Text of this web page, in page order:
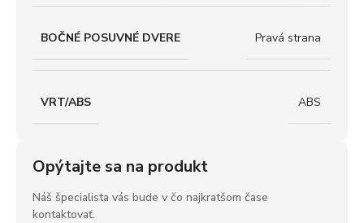
BOČNÉ POSUVNÉ DVERE Pravá strana
VRT/ABS ABS
Opýtajte sa na produkt
Náš špecialista vás bude v čo najkratšom čase
kontaktovať.